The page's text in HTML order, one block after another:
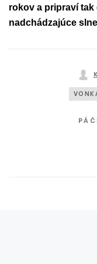
rokov a pripraví
nadchádzajúce